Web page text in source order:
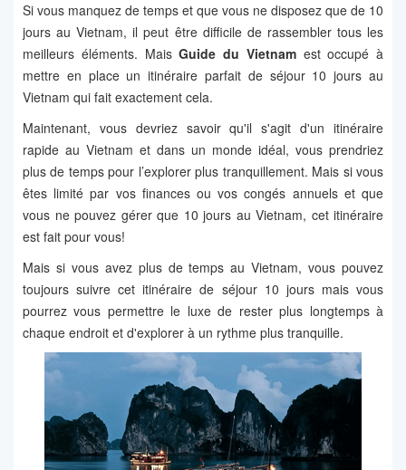
Si vous manquez de temps et que vous ne disposez que de 10
jours au Vietnam, il peut être difficile de rassembler tous les
meilleurs éléments. MaisGuide du Vietnamest occupé à
mettre en place un itinéraire parfait de séjour 10 jours au
Vietnam qui fait exactement cela.
Maintenant, vous devriez savoir qu'il s'agit d'un itinéraire
rapide au Vietnam et dans un monde idéal, vous prendriez
plus de temps pour l’explorer plus tranquillement. Mais si vous
êtes limité par vos finances ou vos congés annuels et que
vous ne pouvez gérer que 10 jours au Vietnam, cet itinéraire
est fait pour vous!
Mais si vous avez plus de temps au Vietnam, vous pouvez
toujours suivre cet itinéraire de séjour 10 jours mais vous
pourrez vous permettre le luxe de rester plus longtemps à
chaque endroit et d'explorer à un rythme plus tranquille.